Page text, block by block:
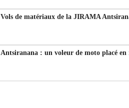
Vols de matériaux de la JIRAMA
Antsiranana : un voleur de moto placé en